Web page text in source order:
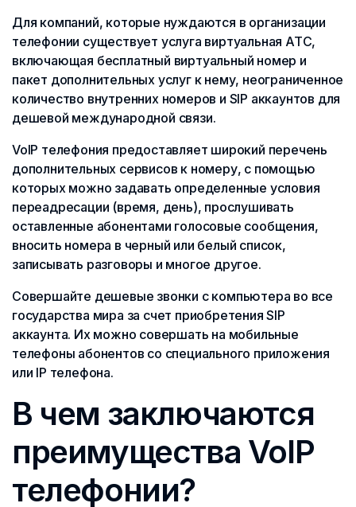
Для компаний, которые нуждаются в организации
телефонии существует услуга виртуальная АТС,
включающая бесплатный виртуальный номер и
пакет дополнительных услуг к нему, неограниченное
количество внутренних номеров и SIP аккаунтов для
дешевой международной связи.
VoIP телефония предоставляет широкий перечень
дополнительных сервисов к номеру, с помощью
которых можно задавать определенные условия
переадресации (время, день), прослушивать
оставленные абонентами голосовые сообщения,
вносить номера в черный или белый список,
записывать разговоры и многое другое.
Совершайте дешевые звонки с компьютера во все
государства мира за счет приобретения SIP
аккаунта. Их можно совершать на мобильные
телефоны абонентов со специального приложения
или IP телефона.
В чем заключаются
преимущества VoIP
телефонии?